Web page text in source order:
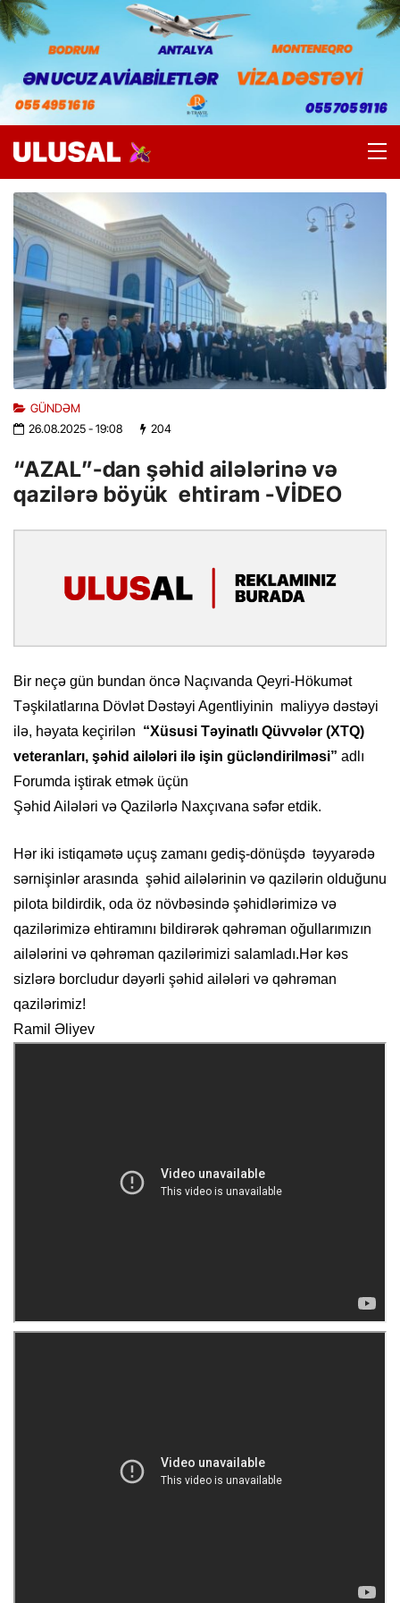
GÜNDƏM
26.08.2025- 19:08 204
“AZAL”-dan şəhid ailələrinə və
qazilərə böyük ehtiram -VİDEO
Bir neçə gün bundan öncə Naçıvanda Qeyri-Hökumət
Təşkilatlarına Dövlət Dəstəyi Agentliyinin maliyyə dəstəyi
ilə, həyata keçirilən “Xüsusi Təyinatlı Qüvvələr (XTQ)
veteranları, şəhid ailələri ilə işin gücləndirilməsi” adlı
Forumda iştirak etmək üçün
Şəhid Ailələri və Qazilərlə Naxçıvana səfər etdik.
Hər iki istiqamətə uçuş zamanı gediş-dönüşdə təyyarədə
sərnişinlər arasında şəhid ailələrinin və qazilərin olduğunu
pilota bildirdik, oda öz növbəsində şəhidlərimizə və
qazilərimizə ehtiramını bildirərək qəhrəman oğullarımızın
ailələrini və qəhrəman qazilərimizi salamladı.Hər kəs
sizlərə borcludur dəyərli şəhid ailələri və qəhrəman
qazilərimiz!
Ramil Əliyev